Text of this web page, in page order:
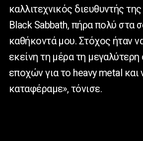
καλλιτεχνικός διευθυντής
Black Sabbath, πήρα πολύ στα
καθήκοντά μου. Στόχος ήταν
εκείνη τη μέρα τη
εποχών για το heavy metal και
καταφέραμε», τόνισε.